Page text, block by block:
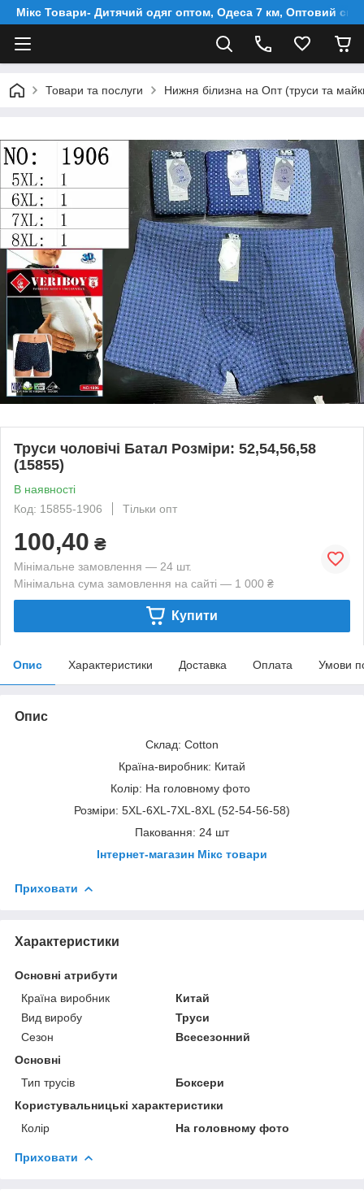
Мікс Товари- Дитячий одяг оптом, Одеса 7 км, Оптовий
Товари та послуги Нижня білизна на Опт (труси та
Труси чоловічі Батал Розміри: 52,54,56,58
(15855)
В наявності
Код: 15855-1906
Тільки опт
100,40 ₴
Мінімальне замовлення — 24 шт.
Мінімальна сума замовлення на сайті — 1 000 ₴
Купити
Опис Характеристики Доставка Оплата Умови
Опис
Склад: Cotton
Країна-виробник: Китай
Колір: На головному фото
Розміри: 5XL-6XL-7XL-8XL (52-54-56-58)
Паковання: 24 шт
Інтернет-магазин Мікс товари
Приховати
Характеристики
Основні атрибути
Країна виробник
Китай
Вид виробу
Труси
Сезон
Всесезонний
Основні
Тип трусів
Боксери
Користувальницькі характеристики
Колір
На головному фото
Приховати